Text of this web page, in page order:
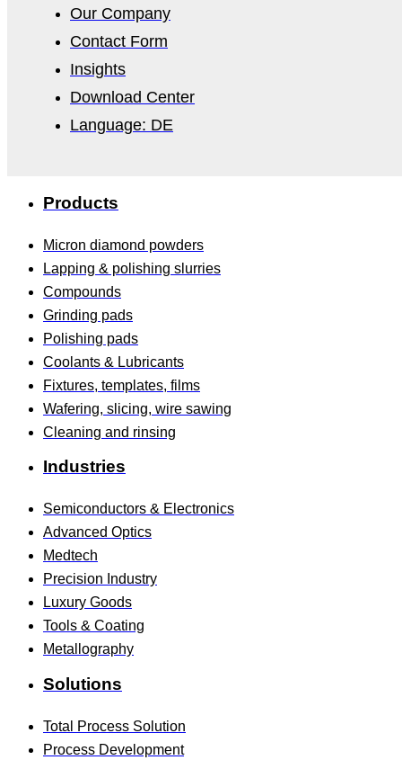
Our Company
Contact Form
Insights
Download Center
Language: DE
Products
Micron diamond powders
Lapping & polishing slurries
Compounds
Grinding pads
Polishing pads
Coolants & Lubricants
Fixtures, templates, films
Wafering, slicing, wire sawing
Cleaning and rinsing
Industries
Semiconductors & Electronics
Advanced Optics
Medtech
Precision Industry
Luxury Goods
Tools & Coating
Metallography
Solutions
Total Process Solution
Process Development